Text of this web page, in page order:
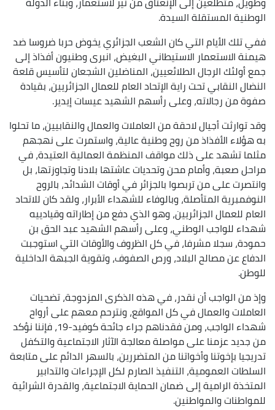
‏الوطنية المستقلة السيدة.
ففي تلك الأيام التي كان الشعب الجزائري يخوض حربا ضروسا ضد
هيمنة الاستعمار الاستيطاني البغيض، انبرى وطنيون أفذاذ إلى
جمع أولئك الرجال الطلائعيين، المناضلين الشجعان لتأسيس قلعة
النضال النقابي تحت راية الإتحاد العام للعمال الجزائريين، ‏بقيادة
صفوة من رجالاته، وعلى رأسهم الشهيد عيسات إيدير.
وقد توارثت أجيال لاحقة من العاملات والعمال والنقابيين، ‏ما تحلوا
به هؤلاء الأفذاذ من روح وطنية عالية، واستمرت على نهجهم
مثلما تشهد على ذلك مواقف المنظمة العمالية العتيدة، في
مراحل صعبة، وأمام محن وتحديات عاشتها بلادنا وتجاوزتها، بل
وانتصرت على من تربصوا بالجزائر في أوقات الشدائد، بالروح
النوفمبرية المتأصلة، وبالوفاء للشهداء الأبرار، ولقد كان للاتحاد
العام للعمال الجزائريين، وهو الذي دفع ‏من إطاراته وقيادييه
شهداء للواجب الوطني، وعلى رأسهم الشهيد عبد الحق بن
حمودة، سجلا مشرفا، في كل الظروف والأوقات التي استوجبت
الدفاع عن مصالح البلاد، ورص الصفوف، ‏وتقوية الجبهة الداخلية
للوطن.
وإذ من الواجب أن نقدر، في هذه الذكرى المزدوجة، تضحيات
العاملات والعمال في كل المواقع، ونترحم معهم على أرواح
شهداء الواجب، ‏ومن فقدناهم جراء جائحة كوفيد-19‏، فإننا نؤكد
من جديد عزمنا على مواصلة معالجة الآثار الاجتماعية والتكفل
تدريجيا بإخوتنا وأخواتنا من المتضررين، بالسهر الدائم على متابعة
السلطات العمومية، ‏التنفيذ الصارم لكل الإجراءات والتدابير
المتخذة الرامية إلى ضمان الحماية الاجتماعية، والقدرة الشرائية
للمواطنات والمواطنين.